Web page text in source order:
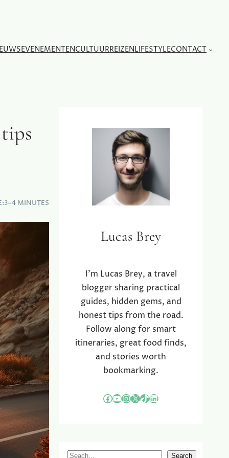
EVENEMENTENCULTUURREIZENLIFESTYLECONTACT
3–4 MINUTES
Lucas Brey
I’m Lucas Brey, a travel
blogger sharing practical
guides, hidden gems, and
honest tips from the road.
Follow along for smart
itineraries, great food finds,
and stories worth
bookmarking.
Facebook YouTube InstagramX TikTok LinkedIn
Search